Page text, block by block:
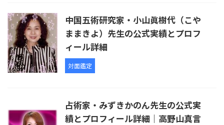
中国五術研究家・小山眞樹代（こや
ままきよ）先生の公式実績とプロフ
ィール詳細
対面鑑定
占術家・みずきかのん先生の公式実
績とプロフィール詳細｜高野山真言